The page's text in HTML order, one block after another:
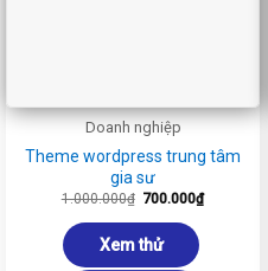
Doanh nghiệp
Theme wordpress trung tâm
gia sư
1.000.000₫ Giá
là:
1.000.000₫.
700.000₫Giá
hiện
Xem thử